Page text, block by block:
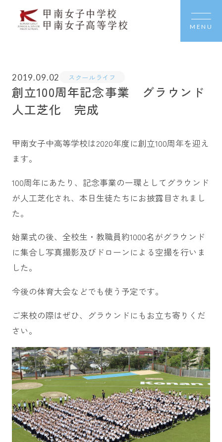
MENU
2019.09.02 スクールライフ
創立100周年記念事業 グラウンド
人工芝化 完成
甲南女子中高等学校は2020年度に創立100周年を迎え
ます。
100周年にあたり、記念事業の一環としてグラウンド
が人工芝化され、本日生徒たちにお披露目されまし
た。
始業式の後、全校生・教職員約1000名がグラウンド
に集合し写真撮影及びドローンによる空撮を行いま
した。
今後の体育大会などでも使う予定です。
ご来校の際はぜひ、グラウンドにもお立ち寄りくだ
さい。